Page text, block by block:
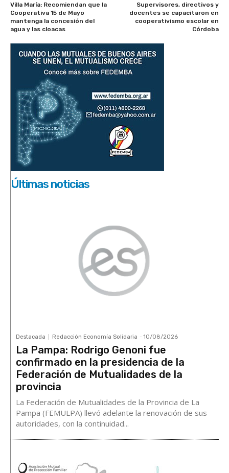
Villa María: Recomiendan que la
Cooperativa 15 de Mayo
mantenga la concesión del
agua y las cloacas
Supervisores, directivos y
docentes se capacitaron en
cooperativismo escolar en
Córdoba
Últimas noticias
Destacada Redacción Economía Solidaria - 10/08/2026
La Pampa: Rodrigo Genoni fue
confirmado en la presidencia de la
Federación de Mutualidades de la
provincia
La Federación de Mutualidades de la Provincia de La
Pampa (FEMULPA) llevó adelante la renovación de sus
autoridades, con la continuidad...